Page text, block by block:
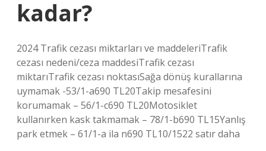
kadar?
2024 Trafik cezası miktarları ve maddeleriTrafik
cezası nedeni/ceza maddesiTrafik cezası
miktarıTrafik cezası noktasıSağa dönüş kurallarına
uymamak -53/1-a690 TL20Takip mesafesini
korumamak – 56/1-c690 TL20Motosiklet
kullanırken kask takmamak – 78/1-b690 TL15Yanlış
park etmek – 61/1-a ila n690 TL10/1522 satır daha